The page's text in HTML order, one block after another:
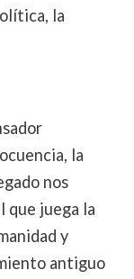
la
la
nos
que juega la
y
antiguo